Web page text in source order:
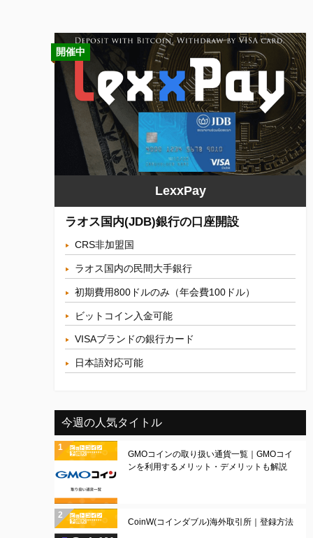
開催中
LexxPay
ラオス国内(JDB)銀行の口座開設
CRS非加盟国
ラオス国内の民間大手銀行
初期費用800ドルのみ（年会費100ドル）
ビットコイン入金可能
VISAブランドの銀行カード
日本語対応可能
今週の人気タイトル
GMOコインの取り扱い通貨一覧｜GMOコイ
ンを利用するメリット・デメリットも解説
CoinW(コインダブル)海外取引所｜登録方法